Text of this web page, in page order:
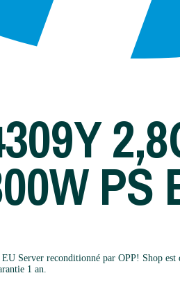
PS
Server reconditionné par OPP! Shop
1 an.